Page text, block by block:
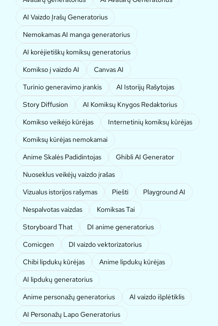
AI Vaizdo Įrašų Generatorius
Nemokamas AI manga generatorius
AI korėjietiškų komiksų generatorius
Komikso į vaizdo AI
Canvas AI
Turinio generavimo įrankis
AI Istorijų Rašytojas
Story Diffusion
AI Komiksų Knygos Redaktorius
Komikso veikėjo kūrėjas
Internetinių komiksų kūrėjas
Komiksų kūrėjas nemokamai
Anime Skalės Padidintojas
Ghibli AI Generator
Nuoseklus veikėjų vaizdo įrašas
Vizualus istorijos rašymas
Piešti
Playground AI
Nespalvotas vaizdas
Komiksas Tai
Storyboard That
DI anime generatorius
Comicgen
DI vaizdo vektorizatorius
Chibi lipdukų kūrėjas
Anime lipdukų kūrėjas
AI lipdukų generatorius
Anime personažų generatorius
AI vaizdo išplėtiklis
AI Personažų Lapo Generatorius